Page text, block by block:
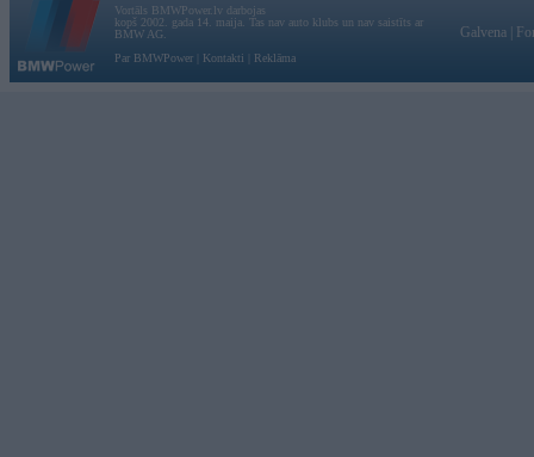
Vortāls BMWPower.lv darbojas
kopš 2002. gada 14. maija. Tas nav auto klubs un nav saistīts ar
BMW AG.
Par BMWPower
Kontakti Reklāma
Galvena